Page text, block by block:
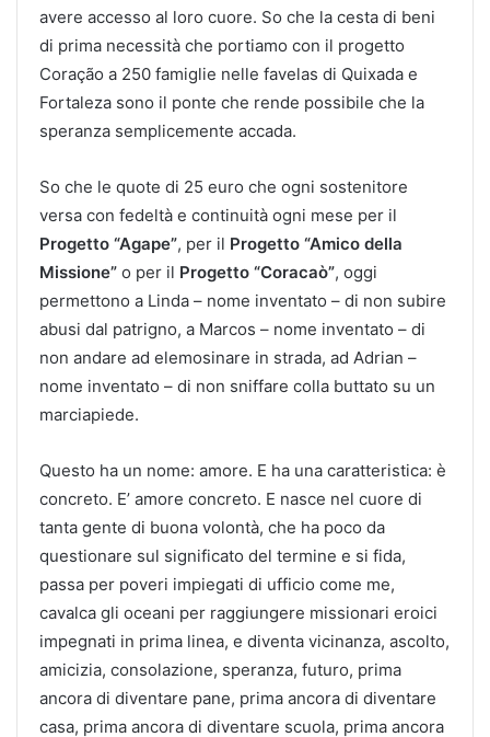
avere accesso al loro cuore. So che la cesta di beni
di prima necessità che portiamo con il progetto
Coração a 250 famiglie nelle favelas di Quixada e
Fortaleza sono il ponte che rende possibile che la
speranza semplicemente accada.
So che le quote di 25 euro che ogni sostenitore
versa con fedeltà e continuità ogni mese per il
Progetto “Agape”, per il Progetto “Amico della
Missione” o per il Progetto “Coracaò”, oggi
permettono a Linda – nome inventato – di non subire
abusi dal patrigno, a Marcos – nome inventato – di
non andare ad elemosinare in strada, ad Adrian –
nome inventato – di non sniffare colla buttato su un
marciapiede.
Questo ha un nome: amore. E ha una caratteristica: è
concreto. E’ amore concreto. E nasce nel cuore di
tanta gente di buona volontà, che ha poco da
questionare sul significato del termine e si fida,
passa per poveri impiegati di ufficio come me,
cavalca gli oceani per raggiungere missionari eroici
impegnati in prima linea, e diventa vicinanza, ascolto,
amicizia, consolazione, speranza, futuro, prima
ancora di diventare pane, prima ancora di diventare
casa, prima ancora di diventare scuola, prima ancora